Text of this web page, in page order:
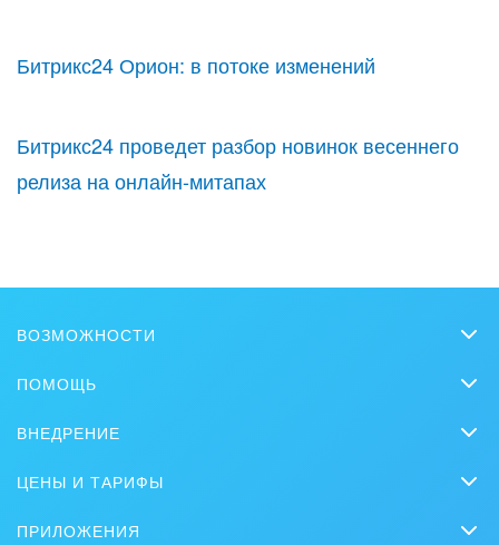
Битрикс24 Орион: в потоке изменений
Битрикс24 проведет разбор новинок весеннего
релиза на онлайн-митапах
ВОЗМОЖНОСТИ
BitrixGPT
Совместная работа
ПОМОЩЬ
Обучение
Вебинары
Журнал Битрикс24
ВНЕДРЕНИЕ
Партнеры
Стать партнером
ЦЕНЫ И ТАРИФЫ
ПРИЛОЖЕНИЯ